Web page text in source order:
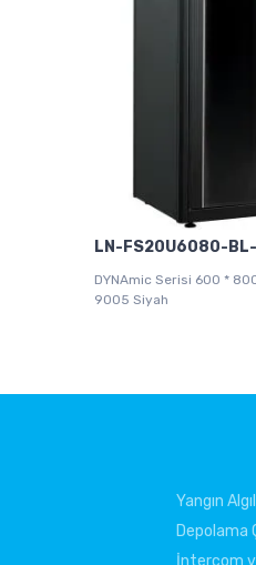
LN-FS20U6080-
DYNAmic Serisi 600 *
9005 Siyah
Yangın
Depolama
İntercom